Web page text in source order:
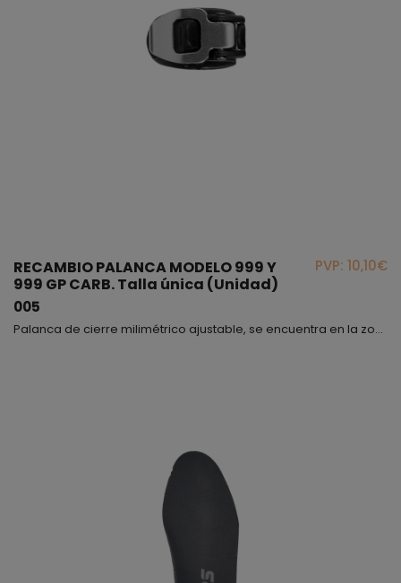
RECAMBIO PALANCA MODELO 999 Y
999 GP CARB. Talla única (Unidad)
005
PVP: 10,10€
Palanca de cierre milimétrico ajustable, se encuentra en la zona del empeine y en la parte superior de la bota, apta para los modelos 999GP Carbono y 999.